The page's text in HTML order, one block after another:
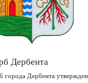
Дербента
города Дербента